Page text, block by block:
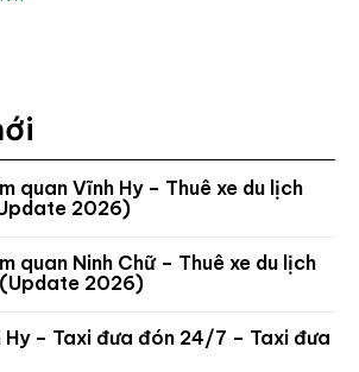
quan Vĩnh Hy – Thuê xe du lịch
2026)
quan Ninh Chữ – Thuê xe du lịch
2026)
Hy – Taxi đưa đón 24/7 – Taxi đưa